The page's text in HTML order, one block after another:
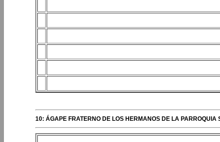
10: ÁGAPE FRATERNO DE LOS HERMANOS DE LA